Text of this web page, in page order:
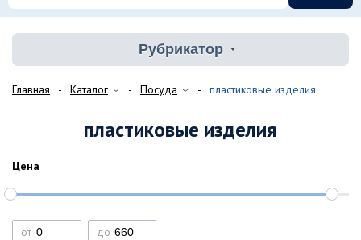
Рубрикатор
Главная Каталог Посуда пластиковые изделия
пластиковые изделия
Цена
от до